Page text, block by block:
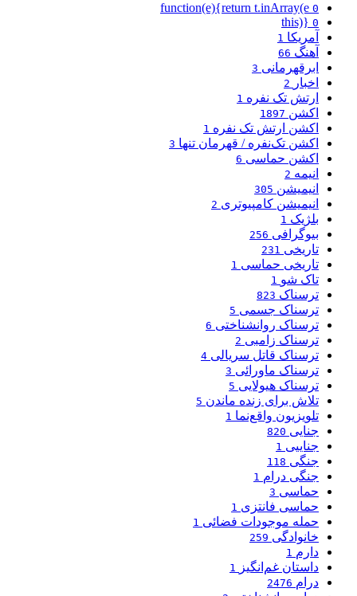
function(e){return t.inArray(e 0
this)} 0
آمریکا 1
آهنگ 66
ابرقهرمانی 3
اخبار 2
ارتش تک نفره 1
اکشن 1897
اکشن ارتش تک نفره 1
اکشن تک‌نفره / قهرمان تنها 3
اکشن حماسی 6
انیمه 2
انیمیشن 305
انیمیشن کامپیوتری 2
بلژیک 1
بیوگرافی 256
تاریخی 231
تاریخی حماسی 1
تاک شو 1
ترسناک 823
ترسناک جسمی 5
ترسناک روانشناختی 6
ترسناک زامبی 2
ترسناک قاتل سریالی 4
ترسناک ماورائی 3
ترسناک هیولایی 5
تلاش برای زنده ماندن 5
تلویزیون واقع‌نما 1
جنایی 820
جناییی 1
جنگی 118
جنگی درام 1
حماسی 3
حماسی فانتزی 1
حمله موجودات فضائی 1
خانوادگی 259
دارم 1
داستان غم‌انگیز 1
درام 2476